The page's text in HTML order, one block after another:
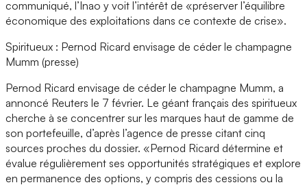
communiqué, l’Inao y voit l’intérêt de «préserver l’équilibre
économique des exploitations dans ce contexte de crise».
Spiritueux : Pernod Ricard envisage de céder le champagne
Mumm (presse)
Pernod Ricard envisage de céder le champagne Mumm, a
annoncé Reuters le 7 février. Le géant français des spiritueux
cherche à se concentrer sur les marques haut de gamme de
son portefeuille, d’après l’agence de presse citant cinq
sources proches du dossier. «Pernod Ricard détermine et
évalue régulièrement ses opportunités stratégiques et explore
en permanence des options, y compris des cessions ou la